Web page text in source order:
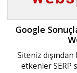
Google
Siteniz
etkenler SERP